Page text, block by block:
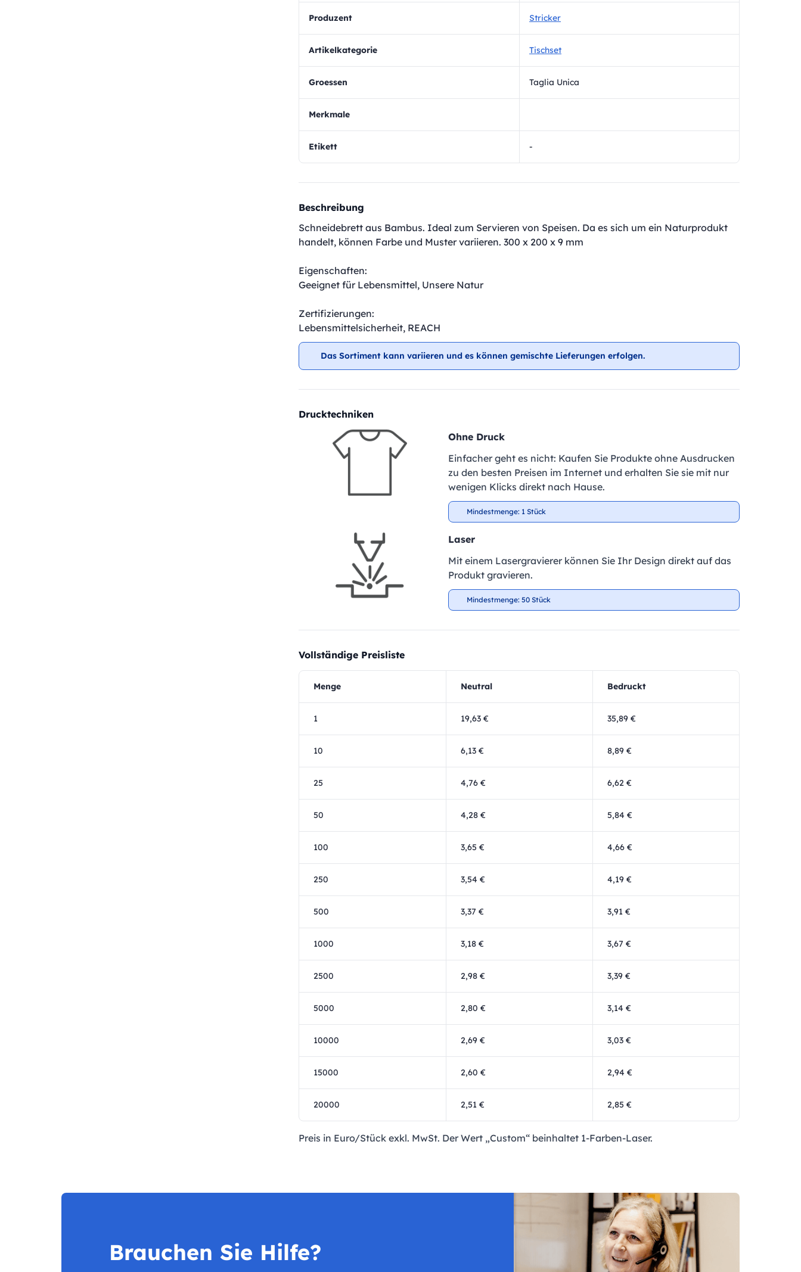
Produzent Stricker
Artikelkategorie Tischset
Groessen Taglia Unica
Merkmale
Etikett -
Beschreibung
Schneidebrett aus Bambus. Ideal zum Servieren von Speisen. Da es sich um ein Naturprodukt
handelt, können Farbe und Muster variieren. 300 x 200 x 9 mm
Eigenschaften:
Geeignet für Lebensmittel, Unsere Natur
Zertifizierungen:
Lebensmittelsicherheit, REACH
Das Sortiment kann variieren und es können gemischte Lieferungen erfolgen.
Drucktechniken
Ohne Druck
Einfacher geht es nicht: Kaufen Sie Produkte ohne Ausdrucken
zu den besten Preisen im Internet und erhalten Sie sie mit nur
wenigen Klicks direkt nach Hause.
Mindestmenge: 1 Stück
Laser
Mit einem Lasergravierer können Sie Ihr Design direkt auf das
Produkt gravieren.
Mindestmenge: 50 Stück
Vollständige Preisliste
Menge Neutral Bedruckt
1 19,63 € 35,89 €
10 6,13 € 8,89 €
25 4,76 € 6,62 €
50 4,28 € 5,84 €
100 3,65 € 4,66 €
250 3,54 € 4,19 €
500 3,37 € 3,91 €
1000 3,18 € 3,67 €
2500 2,98 € 3,39 €
5000 2,80 € 3,14 €
10000 2,69 € 3,03 €
15000 2,60 € 2,94 €
20000 2,51 € 2,85 €
Preis in Euro/Stück exkl. MwSt. Der Wert „Custom“ beinhaltet 1-Farben-Laser.
Brauchen Sie Hilfe?